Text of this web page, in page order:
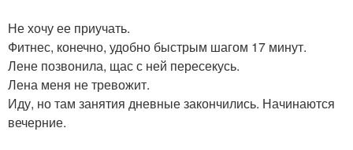
Не хочу ее приучать.
Фитнес, конечно, удобно быстрым шагом 17 минут.
Лене позвонила, щас с ней пересекусь.
Лена меня не тревожит.
Иду, но там занятия дневные закончились. Начинаются
вечерние.